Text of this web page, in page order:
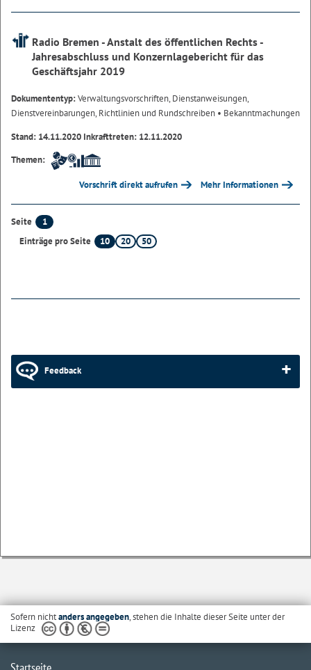
Radio Bremen - Anstalt des öffentlichen Rechts -
Jahresabschluss und Konzernlagebericht für das
Geschäftsjahr 2019
Dokumententyp:Verwaltungsvorschriften, Dienstanweisungen,
Dienstvereinbarungen, Richtlinien und Rundschreiben • Bekanntmachungen
Stand: 14.11.2020 Inkrafttreten: 12.11.2020
Themen:
Vorschrift direkt aufrufen Mehr Informationen
Seite
1
Einträge pro Seite
10 20 50
Feedback
Sofern nichtanders angegeben, stehen die Inhalte dieser Seite unter der
Lizenz